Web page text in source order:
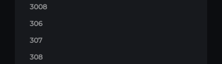
3008
306
307
308